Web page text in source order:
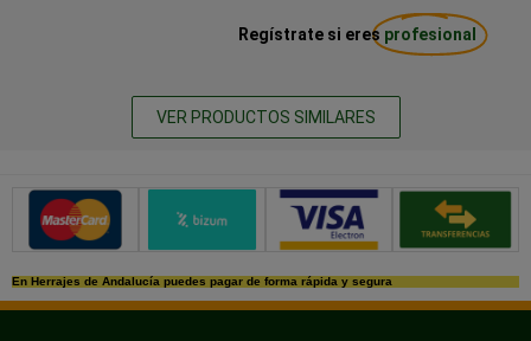
Regístrate si eres profesional
VER PRODUCTOS SIMILARES
Métodos de pago seguros
En Herrajes de Andalucía puedes pagar de forma rápida y segura